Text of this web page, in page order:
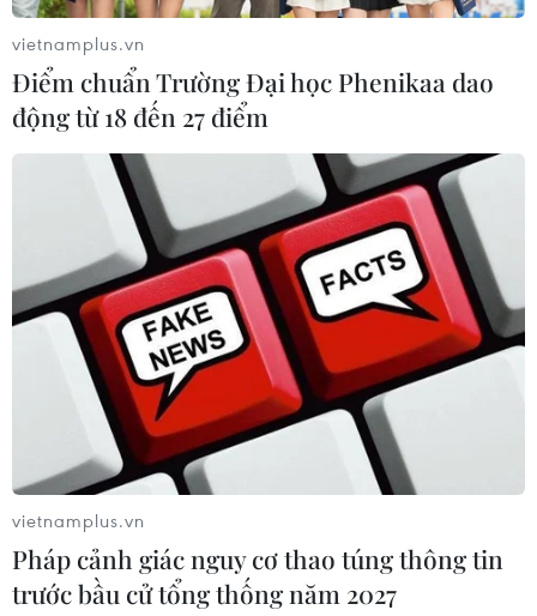
vietnamplus.vn
Điểm chuẩn Trường Đại học Phenikaa dao
động từ 18 đến 27 điểm
vietnamplus.vn
Pháp cảnh giác nguy cơ thao túng thông tin
trước bầu cử tổng thống năm 2027